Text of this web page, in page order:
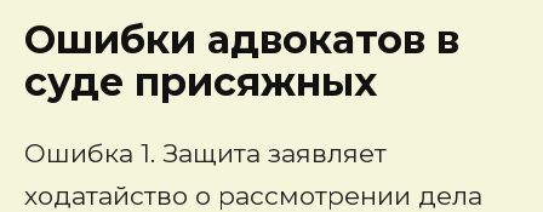
Ошибки адвокатов в
суде присяжных
Ошибка 1. Защита заявляет
ходатайство о рассмотрении дела